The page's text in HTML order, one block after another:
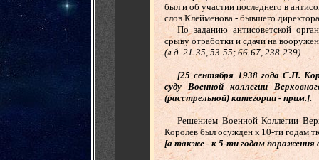
был и об участии последнего в
слов Клейменова - бывшего
...... По заданию антисоветской
срыву отработки и сдачи на
(л.д. 21-35, 53-55; 66-67, 238-239).
[25 сентября 1938 годаС.П.
суду Военной коллегии
(расстрельной) категории - прим.].
Решением Военной Коллегии
Королев был осужден к 10-ти годам
[а также - к 5-ти годам поражения